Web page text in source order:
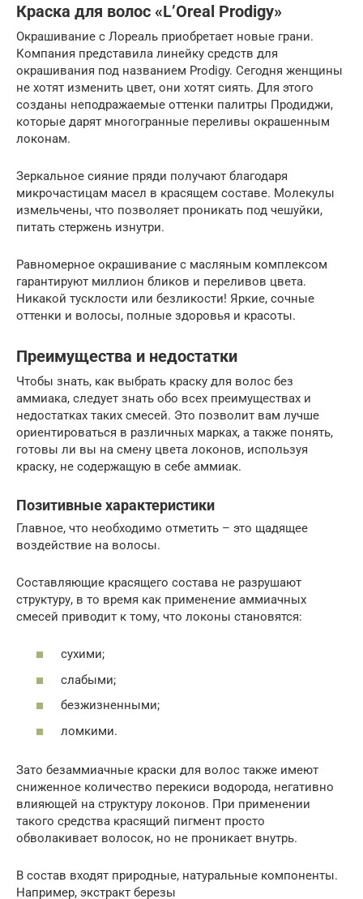
Краска для волос «L’Oreal Prodigy»
Окрашивание с Лореаль приобретает новые грани.
Компания представила линейку средств для
окрашивания под названием Prodigy. Сегодня женщины
не хотят изменить цвет, они хотят сиять. Для этого
созданы неподражаемые оттенки палитры Продиджи,
которые дарят многогранные переливы окрашенным
локонам.
Зеркальное сияние пряди получают благодаря
микрочастицам масел в красящем составе. Молекулы
измельчены, что позволяет проникать под чешуйки,
питать стержень изнутри.
Равномерное окрашивание с масляным комплексом
гарантируют миллион бликов и переливов цвета.
Никакой тусклости или безликости! Яркие, сочные
оттенки и волосы, полные здоровья и красоты.
Преимущества и недостатки
Чтобы знать, как выбрать краску для волос без
аммиака, следует знать обо всех преимуществах и
недостатках таких смесей. Это позволит вам лучше
ориентироваться в различных марках, а также понять,
готовы ли вы на смену цвета локонов, используя
краску, не содержащую в себе аммиак.
Позитивные характеристики
Главное, что необходимо отметить – это щадящее
воздействие на волосы.
Составляющие красящего состава не разрушают
структуру, в то время как применение аммиачных
смесей приводит к тому, что локоны становятся:
сухими;
слабыми;
безжизненными;
ломкими.
Зато безаммиачные краски для волос также имеют
сниженное количество перекиси водорода, негативно
влияющей на структуру локонов. При применении
такого средства красящий пигмент просто
обволакивает волосок, но не проникает внутрь.
В состав входят природные, натуральные компоненты.
Например, экстракт березы